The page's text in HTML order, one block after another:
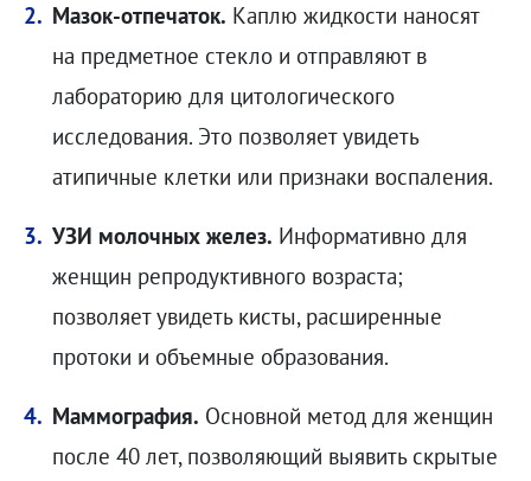
Мазок-отпечаток. Каплю жидкости наносят
на предметное стекло и отправляют в
лабораторию для цитологического
исследования. Это позволяет увидеть
атипичные клетки или признаки воспаления.
УЗИ молочных желез. Информативно для
женщин репродуктивного возраста;
позволяет увидеть кисты, расширенные
протоки и объемные образования.
Маммография. Основной метод для женщин
после 40 лет, позволяющий выявить скрытые